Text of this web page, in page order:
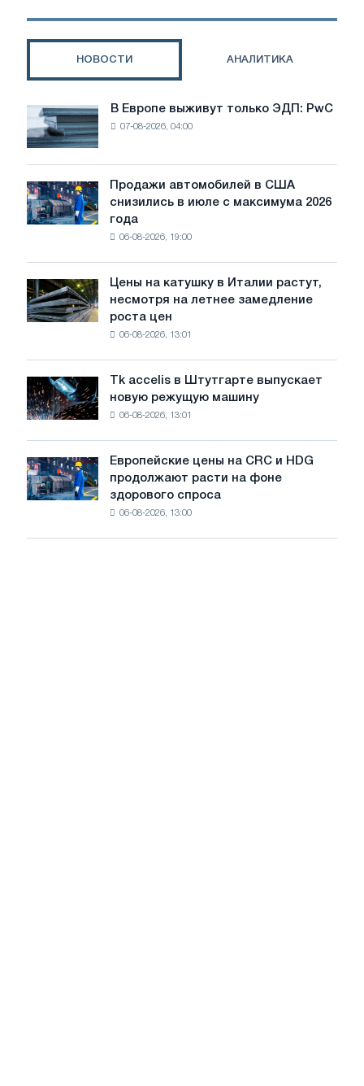
НОВОСТИ АНАЛИТИКА
Европе
выживут
только
ЭДП:
PwC
В Европе выживут только ЭДП: PwC
07-08-2026, 04:00
Продажи
автомобилей
в
июле
с
года
Продажи автомобилей в США
снизились в июле с максимума 2026
года
06-08-2026, 19:00
Цены
на
катушку
несмотря
на
замедление
роста
цен
Цены на катушку в Италии растут,
несмотря на летнее замедление
роста цен
06-08-2026, 13:01
Tk
accelis
в
новую
режущую
Tk accelis в Штутгарте выпускает
новую режущую машину
06-08-2026, 13:01
Европейские
цены
на
Европейские цены на CRC и HDG
продолжают расти на фоне
здорового спроса
06-08-2026, 13:00